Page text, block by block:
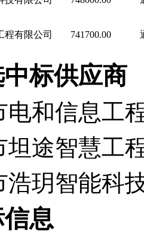
程有限公司 741700.00
标供应商
电和信息工
坦途智慧工
浩玥智能科
息